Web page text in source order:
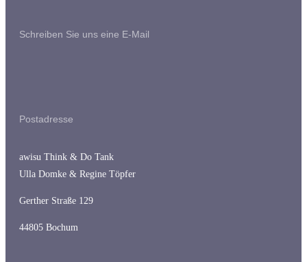
Schreiben Sie uns eine E-Mail
Postadresse
awisu Think & Do Tank
Ulla Domke & Regine Töpfer
Gerther Straße 129
44805 Bochum